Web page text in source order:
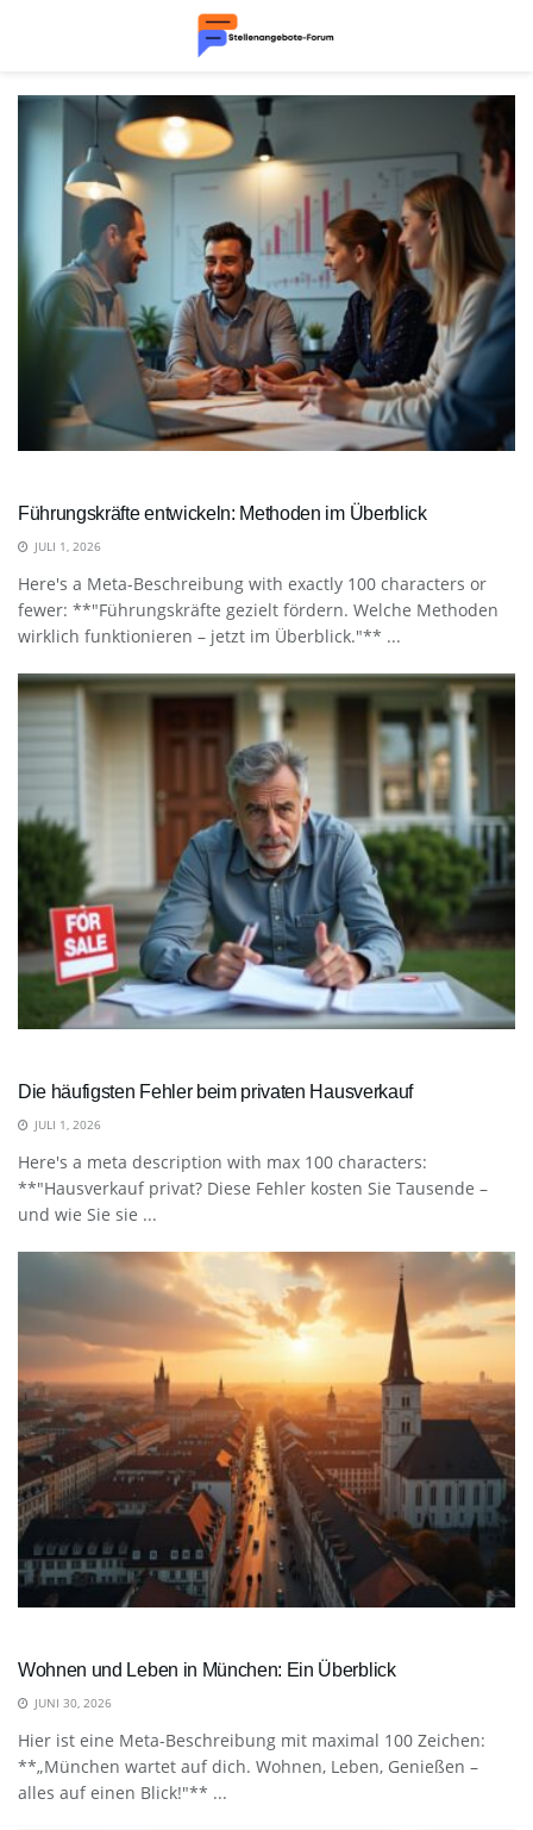
Führungskräfte entwickeln: Methoden im Überblick
JULI 1, 2026
Here's a Meta-Beschreibung with exactly 100 characters or
fewer: **"Führungskräfte gezielt fördern. Welche Methoden
wirklich funktionieren – jetzt im Überblick."** ...
Die häufigsten Fehler beim privaten Hausverkauf
JULI 1, 2026
Here's a meta description with max 100 characters:
**"Hausverkauf privat? Diese Fehler kosten Sie Tausende –
und wie Sie sie ...
Wohnen und Leben in München: Ein Überblick
JUNI 30, 2026
Hier ist eine Meta-Beschreibung mit maximal 100 Zeichen:
**„München wartet auf dich. Wohnen, Leben, Genießen –
alles auf einen Blick!"** ...